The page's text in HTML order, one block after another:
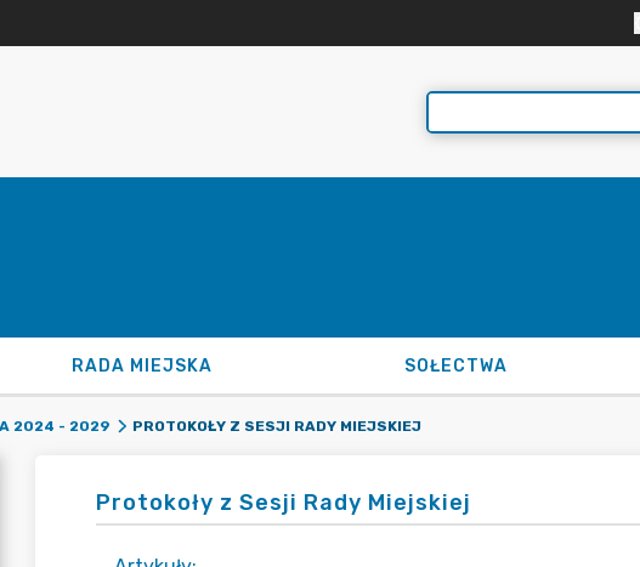
RADA MIEJSKA SOŁECTWA
2024 - 2029 PROTOKOŁY Z SESJI RADY MIEJSKIEJ
Protokoły z Sesji Rady Miejskiej